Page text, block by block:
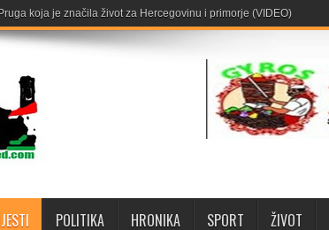
koja je značila život za Hercegovinu i primorje (VIDEO)
POLITIKA HRONIKA SPORT ŽIVOT